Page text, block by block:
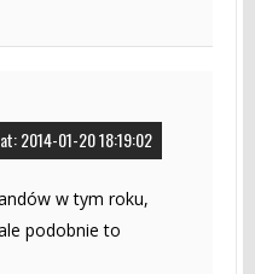
2014-01-20 18:19:02
w tym roku,
podobnie to